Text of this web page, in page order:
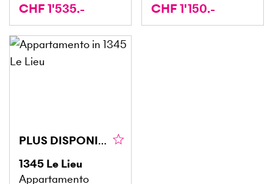
CHF 1'535.- CHF 1'150.-
PLUS DISPONIBLE
1345 Le Lieu
Appartamento